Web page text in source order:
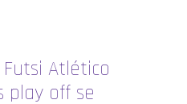
Atlético
play off se